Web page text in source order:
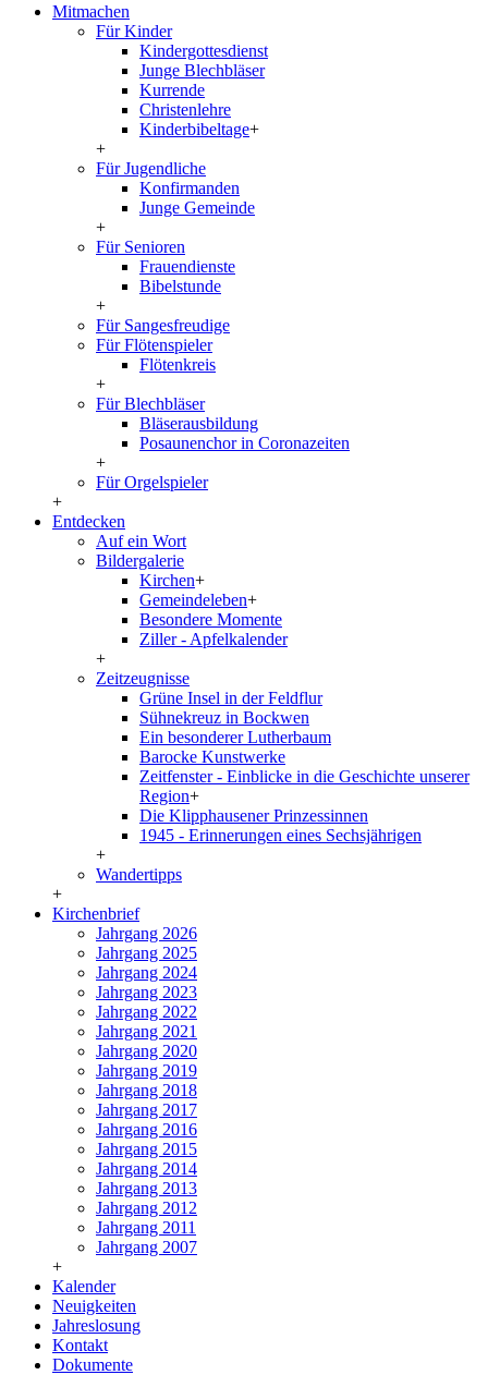
Mitmachen
Für Kinder
Kindergottesdienst
Junge Blechbläser
Kurrende
Christenlehre
Kinderbibeltage+
+
Für Jugendliche
Konfirmanden
Junge Gemeinde
+
Für Senioren
Frauendienste
Bibelstunde
+
Für Sangesfreudige
Für Flötenspieler
Flötenkreis
+
Für Blechbläser
Bläserausbildung
Posaunenchor in Coronazeiten
+
Für Orgelspieler
+
Entdecken
Auf ein Wort
Bildergalerie
Kirchen+
Gemeindeleben+
Besondere Momente
Ziller - Apfelkalender
+
Zeitzeugnisse
Grüne Insel in der Feldflur
Sühnekreuz in Bockwen
Ein besonderer Lutherbaum
Barocke Kunstwerke
Zeitfenster - Einblicke in die Geschichte unserer
Region+
Die Klipphausener Prinzessinnen
1945 - Erinnerungen eines Sechsjährigen
+
Wandertipps
+
Kirchenbrief
Jahrgang 2026
Jahrgang 2025
Jahrgang 2024
Jahrgang 2023
Jahrgang 2022
Jahrgang 2021
Jahrgang 2020
Jahrgang 2019
Jahrgang 2018
Jahrgang 2017
Jahrgang 2016
Jahrgang 2015
Jahrgang 2014
Jahrgang 2013
Jahrgang 2012
Jahrgang 2011
Jahrgang 2007
+
Kalender
Neuigkeiten
Jahreslosung
Kontakt
Dokumente